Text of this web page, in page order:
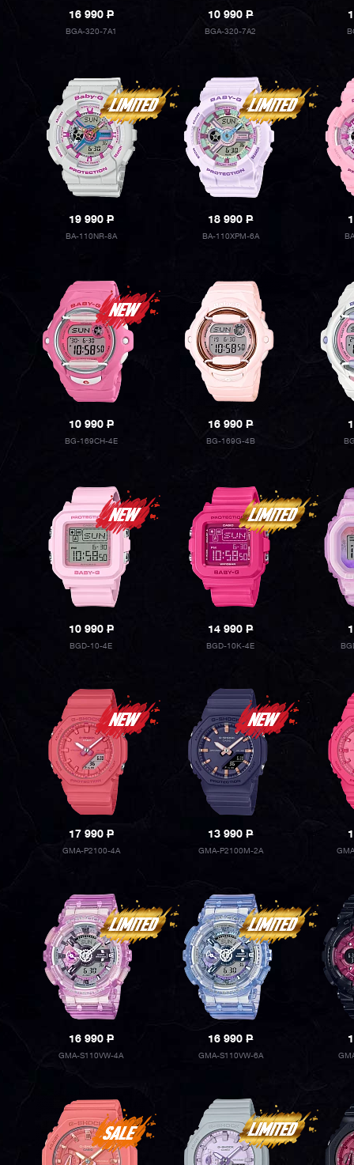
16 990P
BGA-320-7A1
10 990P
BGA-320-7A2
19 990P
BA-110NR-8A
18 990P
BA-110XPM-6A
10 990P
BG-169CH-4E
16 990P
BG-169G-4B
10 990P
BGD-10-4E
14 990P
BGD-10K-4E
17 990P
GMA-P2100-4A
13 990P
GMA-P2100M-2A
16 990P
GMA-S110VW-4A
16 990P
GMA-S110VW-6A